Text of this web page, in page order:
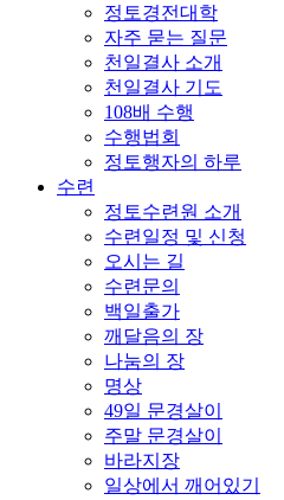
정토경전대학
자주 묻는 질문
천일결사 소개
천일결사 기도
108배 수행
수행법회
정토행자의 하루
수련
정토수련원 소개
수련일정 및 신청
오시는 길
수련문의
백일출가
깨달음의 장
나눔의 장
명상
49일 문경살이
주말 문경살이
바라지장
일상에서 깨어있기